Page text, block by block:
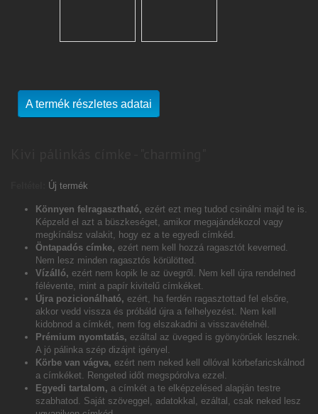
A termék részletes adatai
Új termék
Könnyen felragasztható, ezért ezt meg tudod csinálni majd te is.
Képzeld el azt a büszkeséget, amikor megajándékozol vagy
megkínálsz valakit, hogy ez a te egyedi címkéd.
Öntapadós címke, ezért nem kell hozzá ragasztót keverned.
Nem lesz minden ragasztós körülötted.
Vízálló, ezért nem kopik le az üvegről. Nem kell újra rendelned
félévente, mint a papír kivitelű címkéket.
Újra pozicionálható, ezért, ha ferdén ragasztottad fel elsőre,
akkor vedd vissza és próbáld újra a felhelyezést. Nem kell
kidobnod a címkét, nem fog elszakadni a visszavételnél.
Prémium nyomtatás, ezáltal az üveged is gyönyörűek lesznek.
A jó pálinka szép dizájnt igényel.
Körbe van vágva, ezért nem neked kell ollóval körbefaricskálnod
a címkéket. Rengeted időt megspórolva ezzel.
Egyedi tartalom, a címkét a te elképzelésed alapján testre
szabhatod. Saját szöveggel, adatokkal, ezáltal, csak neked lesz